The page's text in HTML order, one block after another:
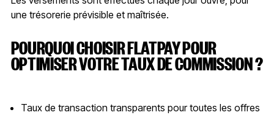
une trésorerie prévisible et maîtrisée.
POURQUOI CHOISIR FLATPAY POUR
OPTIMISER VOTRE TAUX DE COMMISSION ?
Taux de transaction transparents pour toutes les offres